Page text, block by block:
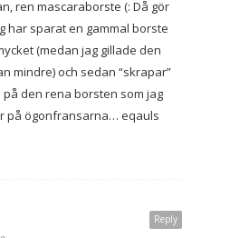
ren mascaraborste (: Då gör
har sparat en gammal borste
(medan jag gillade den
mindre) och sedan “skrapar”
på den rena borsten som jag
på ögonfransarna… eqauls
Reply